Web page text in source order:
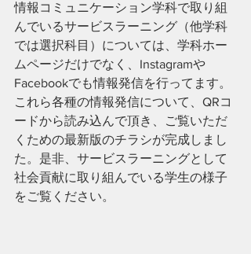
情報コミュニケーション学科で取り組
んでいるサービスラーニング（他学科
では選択科目）については、学科ホー
ムページだけでなく、Instagramや
Facebookでも情報発信を行ってます。
これら各種の情報発信について、QRコ
ードから読み込んで頂き、ご覧いただ
くための最新版のチラシが完成しまし
た。是非、サービスラーニングとして
社会貢献に取り組んでいる学生の様子
をご覧ください。